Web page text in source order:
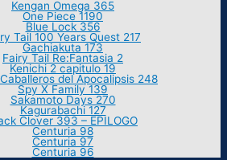
Kengan Omega 365
One Piece 1190
Blue Lock 356
Tail 100 Years Quest 217
Gachiakuta 173
Fairy Tail Re:Fantasia 2
Kenichi 2 capitulo 19
del Apocalipsis 248
Spy X Family 139
Sakamoto Days 270
Kagurabachi 127
Clover 393 – EPILOGO
Centuria 98
Centuria 97
Centuria 96